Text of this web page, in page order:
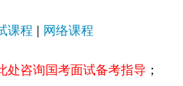
课程 网络课程
处咨询国考面试备考指导 ；